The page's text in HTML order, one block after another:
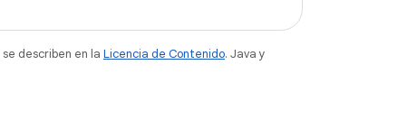
describen en la Licencia de Contenido. Java y